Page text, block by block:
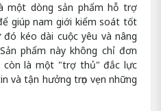
một dòng sản phẩm hỗ trợ
giúp nam giới kiểm soát tốt
kéo dài cuộc yêu và nâng
phẩm này không chỉ đơn
còn là một "trợ thủ" đắc lực
và tận hưởng trọn vẹn những